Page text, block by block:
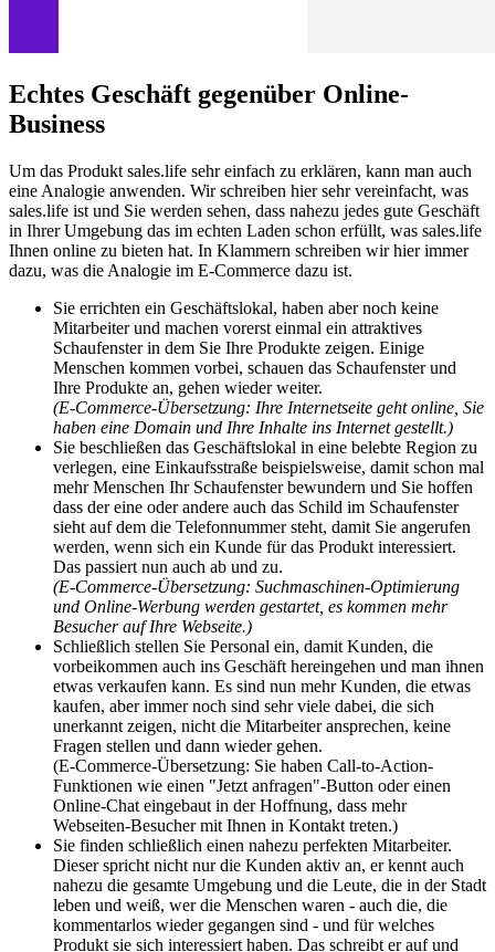
Echtes Geschäft gegenüber Online-
Business
Um das Produkt sales.life sehr einfach zu erklären, kann man auch
eine Analogie anwenden. Wir schreiben hier sehr vereinfacht, was
sales.life ist und Sie werden sehen, dass nahezu jedes gute Geschäft
in Ihrer Umgebung das im echten Laden schon erfüllt, was sales.life
Ihnen online zu bieten hat. In Klammern schreiben wir hier immer
dazu, was die Analogie im E-Commerce dazu ist.
Sie errichten ein Geschäftslokal, haben aber noch keine
Mitarbeiter und machen vorerst einmal ein attraktives
Schaufenster in dem Sie Ihre Produkte zeigen. Einige
Menschen kommen vorbei, schauen das Schaufenster und
Ihre Produkte an, gehen wieder weiter.
(E-Commerce-Übersetzung: Ihre Internetseite geht online, Sie
haben eine Domain und Ihre Inhalte ins Internet gestellt.)
Sie beschließen das Geschäftslokal in eine belebte Region zu
verlegen, eine Einkaufsstraße beispielsweise, damit schon mal
mehr Menschen Ihr Schaufenster bewundern und Sie hoffen
dass der eine oder andere auch das Schild im Schaufenster
sieht auf dem die Telefonnummer steht, damit Sie angerufen
werden, wenn sich ein Kunde für das Produkt interessiert.
Das passiert nun auch ab und zu.
(E-Commerce-Übersetzung: Suchmaschinen-Optimierung
und Online-Werbung werden gestartet, es kommen mehr
Besucher auf Ihre Webseite.)
Schließlich stellen Sie Personal ein, damit Kunden, die
vorbeikommen auch ins Geschäft hereingehen und man ihnen
etwas verkaufen kann. Es sind nun mehr Kunden, die etwas
kaufen, aber immer noch sind sehr viele dabei, die sich
unerkannt zeigen, nicht die Mitarbeiter ansprechen, keine
Fragen stellen und dann wieder gehen.
(E-Commerce-Übersetzung: Sie haben Call-to-Action-
Funktionen wie einen "Jetzt anfragen"-Button oder einen
Online-Chat eingebaut in der Hoffnung, dass mehr
Webseiten-Besucher mit Ihnen in Kontakt treten.)
Sie finden schließlich einen nahezu perfekten Mitarbeiter.
Dieser spricht nicht nur die Kunden aktiv an, er kennt auch
nahezu die gesamte Umgebung und die Leute, die in der Stadt
leben und weiß, wer die Menschen waren - auch die, die
kommentarlos wieder gegangen sind - und für welches
Produkt sie sich interessiert haben. Das schreibt er auf und